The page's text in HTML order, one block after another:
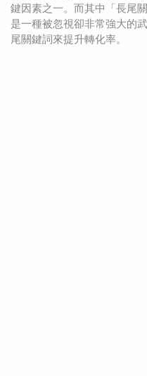
鍵因素之一。而其中「長尾
是一種被忽視卻非常強大的
尾關鍵詞來提升轉化率。